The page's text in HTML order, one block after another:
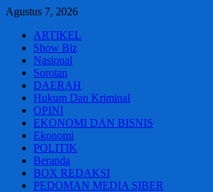
Skip
content
Agustus 7, 2026
ARTIKEL
Show Biz
Nasional
Sorotan
DAERAH
Hukum Dan Kriminal
OPINI
EKONOMI DAN BISNIS
Ekonomi
POLITIK
Beranda
BOX REDAKSI
PEDOMAN MEDIA SIBER